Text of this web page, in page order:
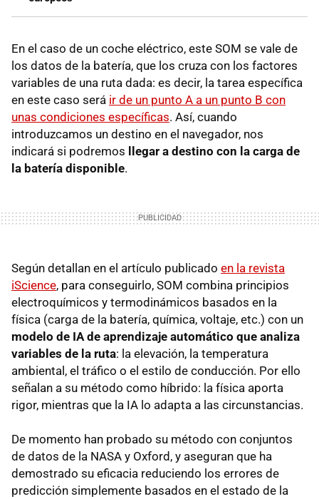
En el caso de un coche eléctrico, este SOM se vale de
los datos de la batería, que los cruza con los factores
variables de una ruta dada: es decir, la tarea específica
en este caso será ir de un punto A a un punto B con
unas condiciones específicas. Así, cuando
introduzcamos un destino en el navegador, nos
indicará si podremos llegar a destino con la carga de
la batería disponible.
Según detallan en el artículo publicado en la revista
iScience, para conseguirlo, SOM combina principios
electroquímicos y termodinámicos basados ​​en la
física (carga de la batería, química, voltaje, etc.) con un
modelo de IA de aprendizaje automático que analiza
variables de la ruta: la elevación, la temperatura
ambiental, el tráfico o el estilo de conducción. Por ello
señalan a su método como híbrido: la física aporta
rigor, mientras que la IA lo adapta a las circunstancias.
De momento han probado su método con conjuntos
de datos de la NASA y Oxford, y aseguran que ha
demostrado su eficacia reduciendo los errores de
predicción simplemente basados en el estado de la